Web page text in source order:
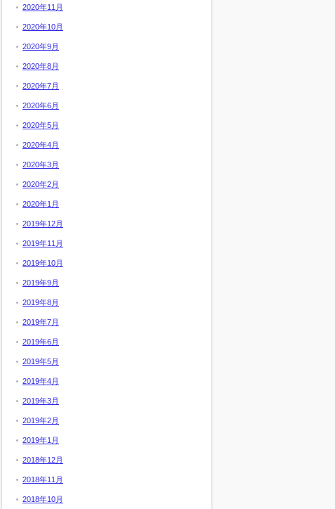
2020年11月
2020年10月
2020年9月
2020年8月
2020年7月
2020年6月
2020年5月
2020年4月
2020年3月
2020年2月
2020年1月
2019年12月
2019年11月
2019年10月
2019年9月
2019年8月
2019年7月
2019年6月
2019年5月
2019年4月
2019年3月
2019年2月
2019年1月
2018年12月
2018年11月
2018年10月